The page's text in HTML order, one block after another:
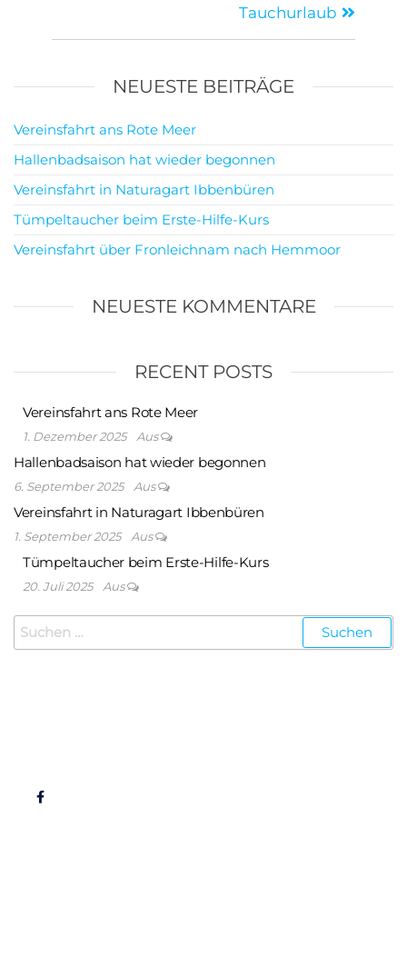
Tauchurlaub
NEUESTE BEITRÄGE
Vereinsfahrt ans Rote Meer
Hallenbadsaison hat wieder begonnen
Vereinsfahrt in Naturagart Ibbenbüren
Tümpeltaucher beim Erste-Hilfe-Kurs
Vereinsfahrt über Fronleichnam nach Hemmoor
NEUESTE KOMMENTARE
RECENT POSTS
Vereinsfahrt ans Rote Meer
1. Dezember 2025 Aus
Hallenbadsaison hat wieder begonnen
6. September 2025 Aus
Vereinsfahrt in Naturagart Ibbenbüren
1. September 2025 Aus
Tümpeltaucher beim Erste-Hilfe-Kurs
20. Juli 2025 Aus